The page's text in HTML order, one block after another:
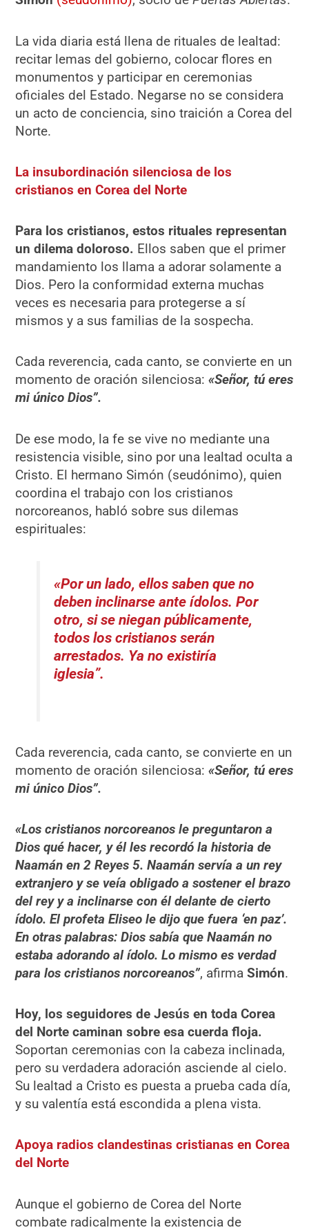
La vida diaria está llena de rituales de lealtad:
recitar lemas del gobierno, colocar flores en
monumentos y participar en ceremonias
oficiales del Estado. Negarse no se considera
un acto de conciencia, sino traición a Corea del
Norte.
La insubordinación silenciosa de los
cristianos en Corea del Norte
Para los cristianos, estos rituales representan
un dilema doloroso. Ellos saben que el primer
mandamiento los llama a adorar solamente a
Dios. Pero la conformidad externa muchas
veces es necesaria para protegerse a sí
mismos y a sus familias de la sospecha.
Cada reverencia, cada canto, se convierte en un
momento de oración silenciosa:«Señor, tú eres
mi único Dios”.
De ese modo, la fe se vive no mediante una
resistencia visible, sino por una lealtad oculta a
Cristo. El hermano Simón (seudónimo), quien
coordina el trabajo con los cristianos
norcoreanos, habló sobre sus dilemas
espirituales:
«Por un lado, ellos saben que no
deben inclinarse ante ídolos. Por
otro, si se niegan públicamente,
todos los cristianos serán
arrestados. Ya no existiría
iglesia”.
Cada reverencia, cada canto, se convierte en un
momento de oración silenciosa:«Señor, tú eres
mi único Dios”.
«Los cristianos norcoreanos le preguntaron a
Dios qué hacer, y él les recordó la historia de
Naamán en 2 Reyes 5. Naamán servía a un rey
extranjero y se veía obligado a sostener el brazo
del rey y a inclinarse con él delante de cierto
ídolo. El profeta Eliseo le dijo que fuera ‘en paz’.
En otras palabras: Dios sabía que Naamán no
estaba adorando al ídolo. Lo mismo es verdad
para los cristianos norcoreanos”, afirmaSimón.
Hoy, los seguidores de Jesús en toda Corea
del Norte caminan sobre esa cuerda floja.
Soportan ceremonias con la cabeza inclinada,
pero su verdadera adoración asciende al cielo.
Su lealtad a Cristo es puesta a prueba cada día,
y su valentía está escondida a plena vista.
Apoya radios clandestinas cristianas en Corea
del Norte
Aunque el gobierno de Corea del Norte
combate radicalmente la existencia de